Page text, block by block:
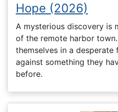
Hope (2026)
A mysterious discovery is
of the remote harbor
themselves in a
against something they
before.